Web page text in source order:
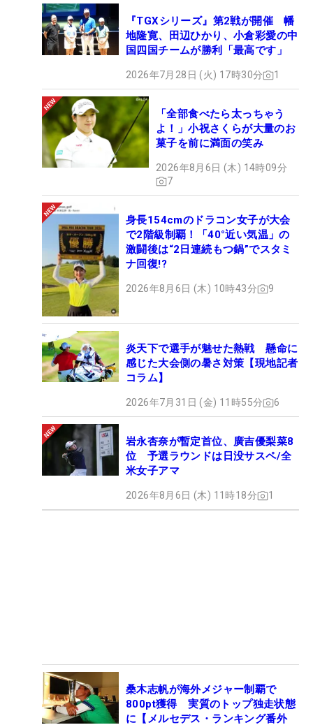
『TGXシリーズ』第2戦が開催 幡
地隆寛、田辺ひかり、小倉彩愛の中
国四国チームが勝利「最高です」
2026年7月28日 (火) 17時30分 1
「全部食べたら太っちゃう
よ！」小祝さくらが大量のお
菓子を前に満面の笑み
2026年8月6日 (木) 14時09分
7
身長154cmのドラコン女子が大会
で2階級制覇！「40°近い気温」の
激闘後は“2日連続もつ鍋”でスタミ
ナ回復!?
2026年8月6日 (木) 10時43分 9
炎天下で選手が魅せた熱戦 懸命に
感じた大会側の暑さ対策【現地記者
コラム】
2026年7月31日 (金) 11時55分 6
岩永杏奈が暫定首位、廣吉優梨菜8
位 予選ラウンドは日没サスペ/全
米女子アマ
2026年8月6日 (木) 11時18分 1
桑木志帆が海外メジャー制覇で
800pt獲得 実質のトップ独走状態
に【メルセデス・ランキング番外